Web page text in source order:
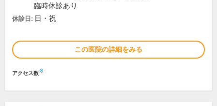
臨時休診あり
休診日: 日・祝
この医院の詳細をみる
アクセス数※